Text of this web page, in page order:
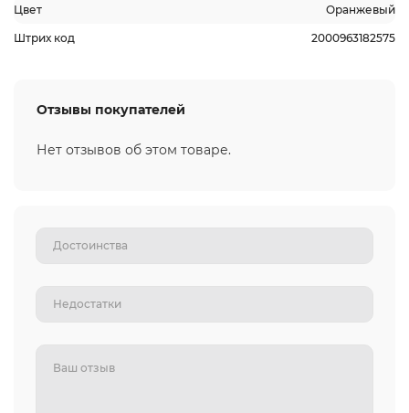
Цвет Оранжевый
Штрих код 2000963182575
Отзывы покупателей
Нет отзывов об этом товаре.